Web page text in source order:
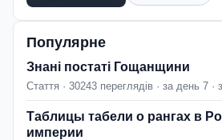
Популярне
Знані постаті Гощанщини
Стаття · 30243 переглядів · за день 7 ·
Таблицы табели о рангах в
империи